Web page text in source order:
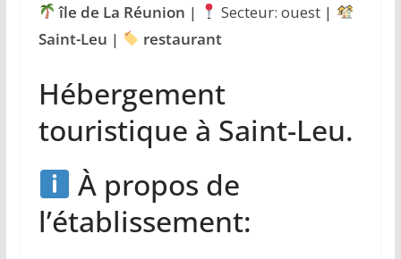
île de La Réunion |
Secteur: ouest |
Saint-Leu | restaurant
Hébergement
touristique à Saint-Leu.
À propos de
l’établissement: